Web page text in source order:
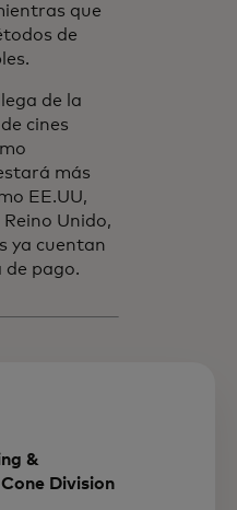
que
de
de la
cines
más
EE.UU,
Unido,
ya cuentan
de pago.
&
Division